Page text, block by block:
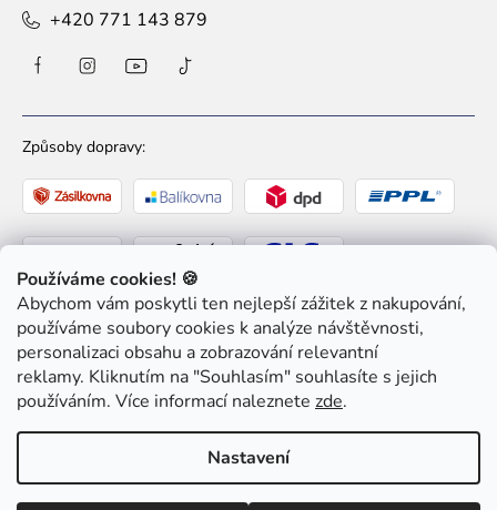
Používáme cookies! 🍪
Abychom vám poskytli ten nejlepší zážitek z nakupování,
používáme soubory cookies k analýze návštěvnosti,
personalizaci obsahu a zobrazování relevantní
reklamy. Kliknutím na "Souhlasím" souhlasíte s jejich
používáním. Více informací naleznete zde.
Nastavení
+420 771 143 879
Způsoby dopravy:
Způsoby platby:
Ziaja pro Tebe
vyhrazena.Upravit nastavení cookies